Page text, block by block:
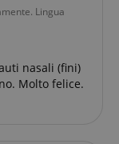
Lingua
nasali (fini)
Molto felice.
Web
i
.crossdomain.cookie-